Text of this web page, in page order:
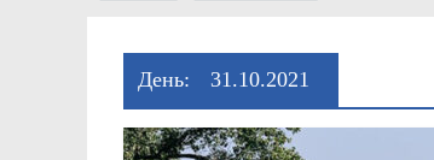
День: 31.10.2021